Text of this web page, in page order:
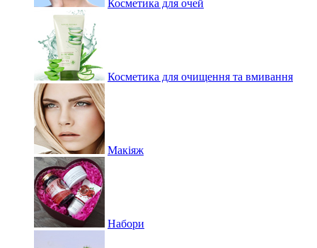
Косметика для очей
Косметика для очищення та вмивання
Макіяж
Набори